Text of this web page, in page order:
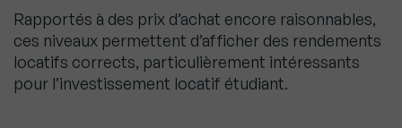
Rapportés à des prix d’achat encore raisonnables,
ces niveaux permettent d’afficher des rendements
locatifs corrects, particulièrement intéressants
pour l’investissement locatif étudiant.